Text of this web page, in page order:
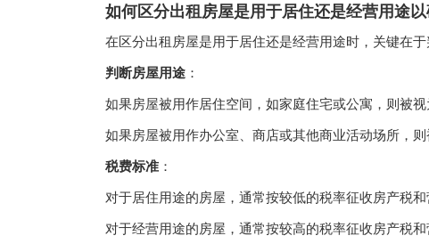
如何区分出租房屋是用于居住还是经营用途
在区分出租房屋是用于居住还是经营用途时，关键在
判断房屋用途 ：
如果房屋被用作居住空间，如家庭住宅或公寓，则被视
如果房屋被用作办公室、商店或其他商业活动场所，则
税费标准 ：
对于居住用途的房屋，通常按较低的税率征收房产税
对于经营用途的房屋，通常按较高的税率征收房产税